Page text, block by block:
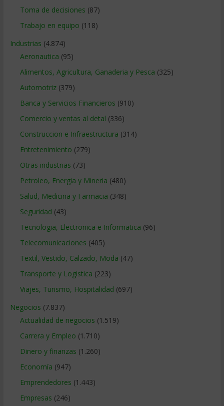
Toma de decisiones (87)
Trabajo en equipo (118)
Industrias (4.874)
Aeronautica (95)
Alimentos, Agricultura, Ganaderia y Pesca (325)
Automotriz(379)
Banca y Servicios Financieros (910)
Comercio y ventas al detal (336)
Construccion e Infraestructura (314)
Entretenimiento (279)
Otras industrias (73)
Petroleo, Energia y Mineria (480)
Salud, Medicina y Farmacia (348)
Seguridad (43)
Tecnologia, Electronica e Informatica (96)
Telecomunicaciones (405)
Textil, Vestido, Calzado, Moda (47)
Transporte y Logistica (223)
Viajes, Turismo, Hospitalidad (697)
Negocios (7.837)
Actualidad de negocios (1.519)
Carrera y Empleo (1.710)
Dinero y finanzas (1.260)
Economía (947)
Emprendedores (1.443)
Empresas (246)